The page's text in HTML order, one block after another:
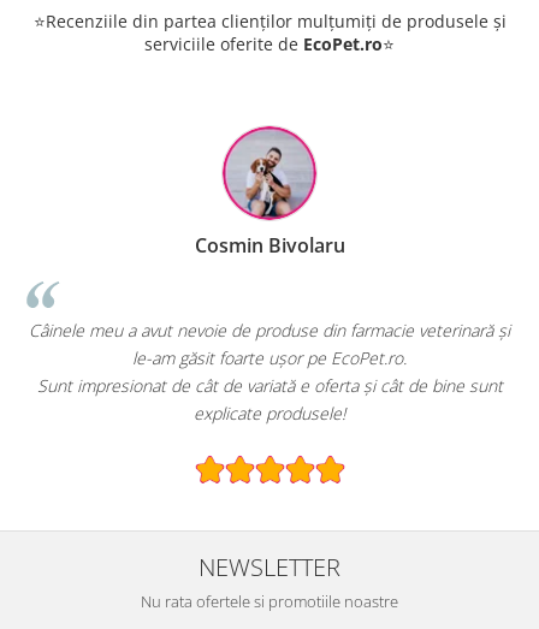
⭐Recenziile din partea clienților mulțumiți de produsele și
serviciile oferite de EcoPet.ro⭐
Cosmin Bivolaru
Câinele meu a avut nevoie de produse din farmacie veterinară și
le-am găsit foarte ușor pe EcoPet.ro.
Sunt impresionat de cât de variată e oferta și cât de bine sunt
explicate produsele!
NEWSLETTER
Nu rata ofertele si promotiile noastre